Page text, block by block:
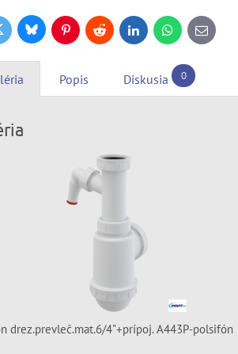
BlueskyPinterestReddit LinkedInWhatsApp
E-
mail
Popis Diskusia 0
drez.prevleč.mat.6/4"+prípoj. A443P-polsifón